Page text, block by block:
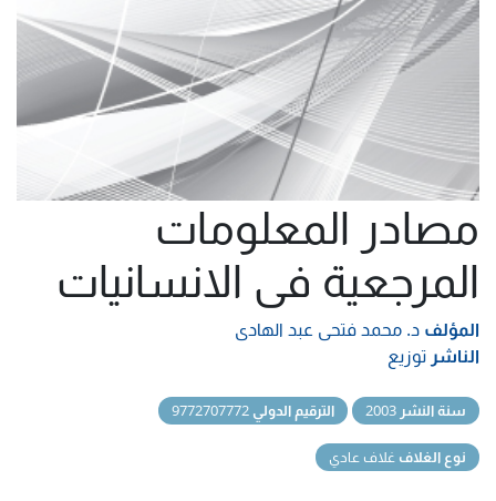
مصادر المعلومات
المرجعية فى الانسانيات
المؤلف د. محمد فتحى عبد الهادى
الناشر توزيع
سنة النشر الترقيم الدولي
نوع الغلاف غلاف عادي